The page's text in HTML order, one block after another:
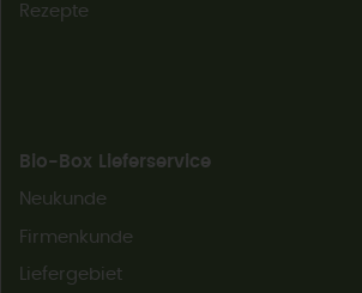
Rezepte
Bio-Box Lieferservice
Neukunde
Firmenkunde
Liefergebiet